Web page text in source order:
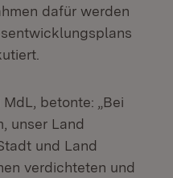
dafür werden
betonte: „Bei
unser Land
und Land
verdichteten und